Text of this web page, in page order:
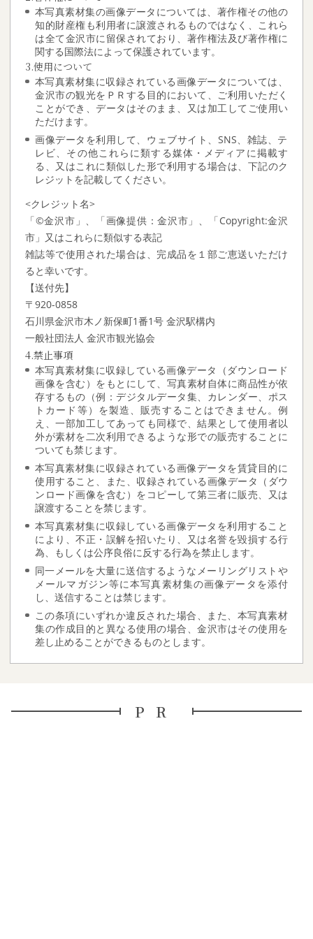
本写真素材集の画像データについては、著作権その他の
知的財産権も利用者に譲渡されるものではなく、これら
は全て金沢市に留保されており、著作権法及び著作権に
関する国際法によって保護されています。
3.使用について
本写真素材集に収録されている画像データについては、
金沢市の観光をＰＲする目的において、ご利用いただく
ことができ、データはそのまま、又は加工してご使用い
ただけます。
画像データを利用して、ウェブサイト、SNS、雑誌、テ
レビ、その他これらに類する媒体・メディアに掲載す
る、又はこれに類似した形で利用する場合は、下記のク
レジットを記載してください。
<クレジット名>
「©金沢市」、「画像提供：金沢市」、「Copyright:金沢
市」又はこれらに類似する表記
雑誌等で使用された場合は、完成品を１部ご恵送いただけ
ると幸いです。
【送付先】
〒920-0858
石川県金沢市木ノ新保町1番1号 金沢駅構内
一般社団法人 金沢市観光協会
4.禁止事項
本写真素材集に収録している画像データ（ダウンロード
画像を含む）をもとにして、写真素材自体に商品性が依
存するもの（例：デジタルデータ集、カレンダー、ポス
トカード等）を製造、販売することはできません。例
え、一部加工してあっても同様で、結果として使用者以
外が素材を二次利用できるような形での販売することに
ついても禁じます。
本写真素材集に収録されている画像データを賃貸目的に
使用すること、また、収録されている画像データ（ダウ
ンロード画像を含む）をコピーして第三者に販売、又は
譲渡することを禁じます。
本写真素材集に収録している画像データを利用すること
により、不正・誤解を招いたり、又は名誉を毀損する行
為、もしくは公序良俗に反する行為を禁止します。
同一メールを大量に送信するようなメーリングリストや
メールマガジン等に本写真素材集の画像データを添付
し、送信することは禁じます。
この条項にいずれか違反された場合、また、本写真素材
集の作成目的と異なる使用の場合、金沢市はその使用を
差し止めることができるものとします。
PR